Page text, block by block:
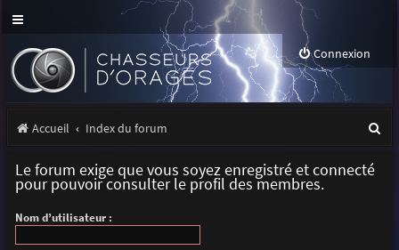
Connexion
Accueil Index du forum
Le forum exige que vous soyez enregistré et connecté
pour pouvoir consulter le profil des membres.
Nom d’utilisateur :